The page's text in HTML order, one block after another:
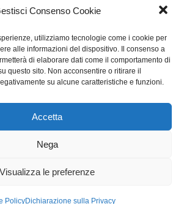
Consenso Cookie
utilizziamo tecnologie come i cookie per
alle informazioni del dispositivo. Il consenso a
di elaborare dati come il comportamento di
questo sito. Non acconsentire o ritirare il
su alcune caratteristiche e funzioni.
Accetta
Nega
Visualizza le preferenze
PolicyDichiarazione sulla Privacy
8 Dicembre 2020 Lascia un commento
E ABBANDONO
L’Allieva ci racconta della sua
spalle 30 anni di carriera
+39 347 2461036
WGItalia